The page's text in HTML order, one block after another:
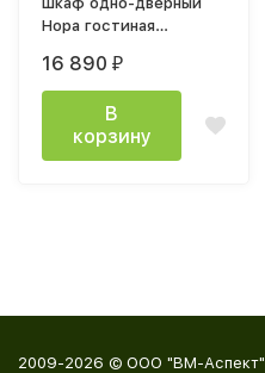
Нора гостиная
Персидский жемчуг
16 890 ₽
В
корзину
2009-2026 © ООО "ВМ-Аспект"